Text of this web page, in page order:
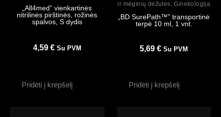
„All4med” vienkartinės
nitrilinės pirštinės, rožinės
spalvos, S dydis
4,59 € Su PVM
Pridėti į krepšelį
ir mėginių dėžutės,Ginekologija
„BD SurePath™” transportinė
terpė 10 ml, 1 vnt.
5,69€ Su PVM
Pridėti į krepšelį